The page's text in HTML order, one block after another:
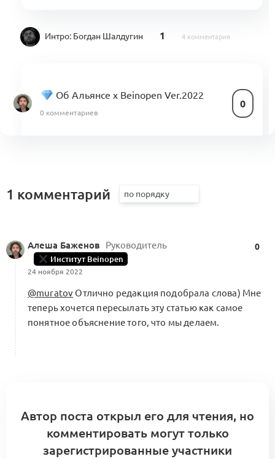
Интро: Богдан Шалдугин 1 4 комментария
Об Альянсе х Beinopen Ver.2022
0
0 комментариев
1 комментарий
Алеша Баженов Руководитель
Институт Beinopen
24 ноября 2022
0
@muratov Отлично редакция подобрала слова) Мне
теперь хочется пересылать эту статью как самое
понятное объяснение того, что мы делаем.
Автор поста открыл его для чтения, но
комментировать могут только
зарегистрированные участники